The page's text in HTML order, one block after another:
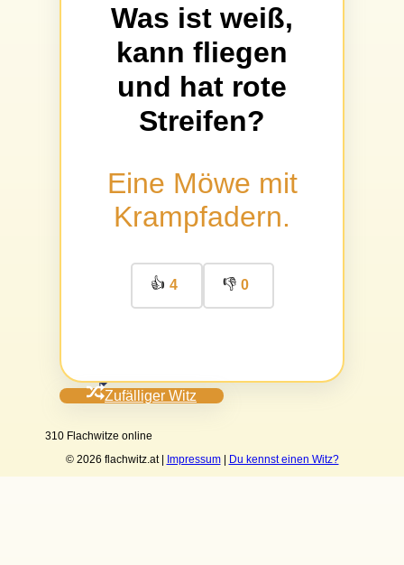
Was ist weiß,
kann fliegen
und hat rote
Streifen?
Eine Möwe mit
Krampfadern.
👍 4 👎 0
Zufälliger Witz
310 Flachwitze online
© 2026 flachwitz.at | Impressum| Du kennst einen Witz?